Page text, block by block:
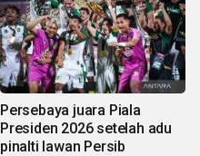
Persebaya juara Piala
Presiden 2026 setelah adu
pinalti lawan Persib